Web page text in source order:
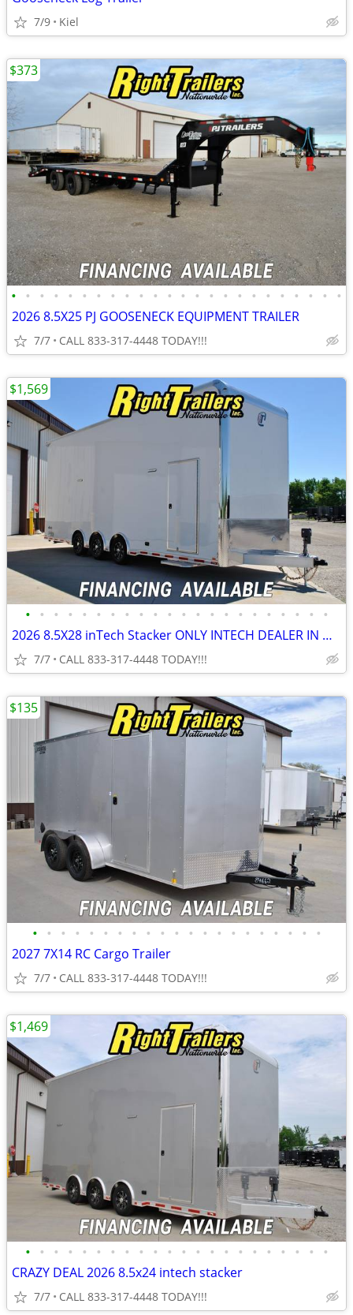
7/9 Kiel
• • • • • • • • • • • • • • • • • • • • • • • •
2026 8.5X25 PJ GOOSENECK EQUIPMENT TRAILER
7/7 CALL 833-317-4448 TODAY!!!
$373
• • • • • • • • • • • • • • • • • • • • • •
2026 8.5X28 inTech Stacker ONLY INTECH DEALER IN WISCONSIN!
7/7 CALL 833-317-4448 TODAY!!!
$1,569
• • • • • • • • • • • • • • • • • • • • •
2027 7X14 RC Cargo Trailer
7/7 CALL 833-317-4448 TODAY!!!
$135
• • • • • • • • • • • • • • • • • • • • • •
CRAZY DEAL 2026 8.5x24 intech stacker
7/7 CALL 833-317-4448 TODAY!!!
$1,469